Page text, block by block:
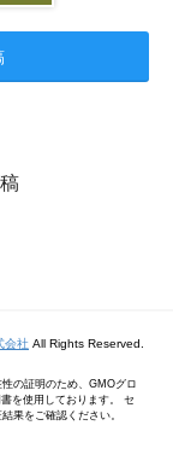
会社 All Rights Reserved.
の証明のため、GMOグロ
を使用しております。 セ
果をご確認ください。